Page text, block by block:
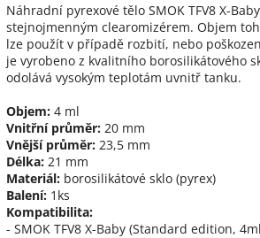
Náhradní pyrexové tělo SMOK TFV8 X-
stejnojmenným clearomizérem. Objem
lze použít v případě rozbití, nebo
je vyrobeno z kvalitního borosilikátového
odolává vysokým teplotám uvnitř tanku.
Objem: 4 ml
Vnitřní průměr: 20 mm
Vnější průměr: 23,5 mm
Délka: 21 mm
Materiál: borosilikátové sklo (pyrex)
Balení: 1ks
Kompatibilita:
- SMOK TFV8 X-Baby (Standard edition,